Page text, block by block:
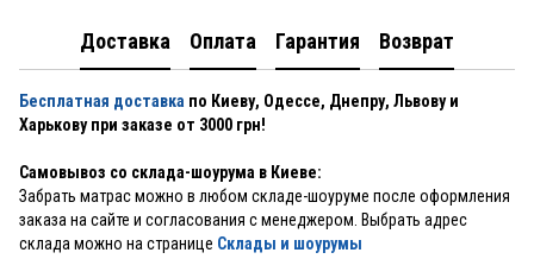
Доставка Оплата Гарантия Возврат
Бесплатная доставка по Киеву, Одессе, Днепру, Львову и
Харькову при заказе от 3000 грн!
Самовывоз со склада-шоурума в Киеве:
Забрать матрас можно в любом складе-шоуруме после оформления
заказа на сайте и согласования с менеджером. Выбрать адрес
склада можно на странице Склады и шоурумы